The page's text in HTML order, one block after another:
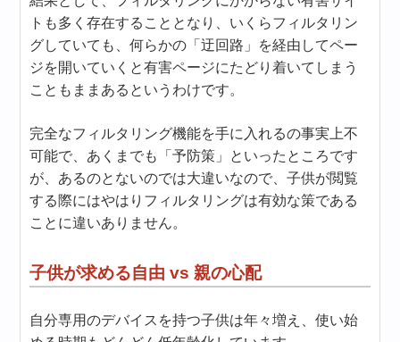
トも多く存在することとなり、いくらフィルタリン
グしていても、何らかの「迂回路」を経由してペー
ジを開いていくと有害ページにたどり着いてしまう
こともままあるというわけです。
完全なフィルタリング機能を手に入れるの事実上不
可能で、あくまでも「予防策」といったところです
が、あるのとないのでは大違いなので、子供が閲覧
する際にはやはりフィルタリングは有効な策である
ことに違いありません。
子供が求める自由 vs 親の心配
自分専用のデバイスを持つ子供は年々増え、使い始